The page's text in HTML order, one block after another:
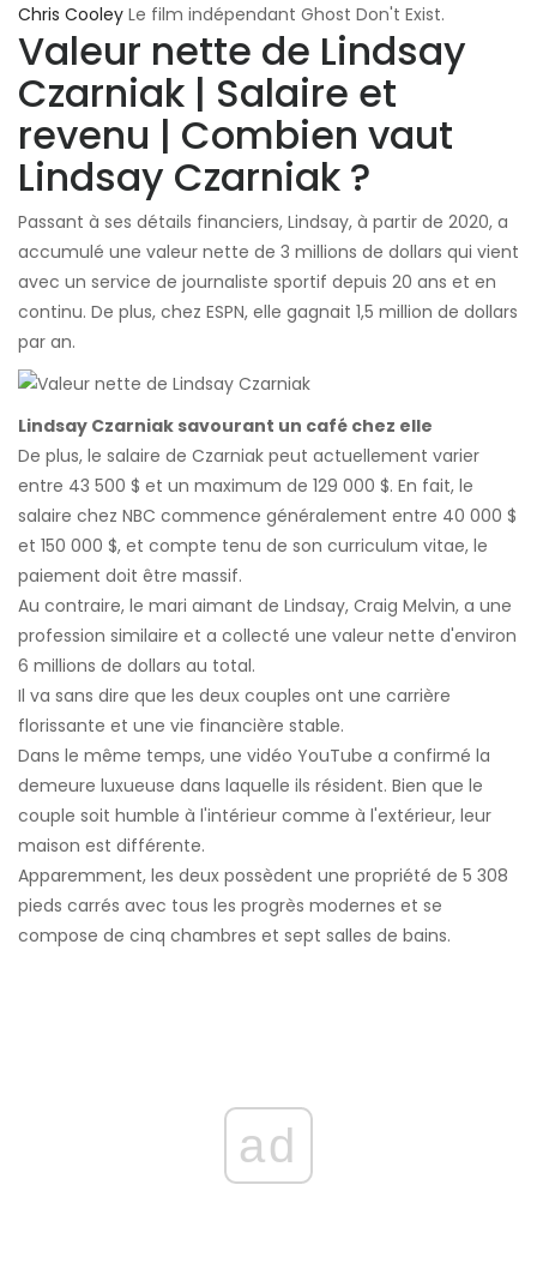
Chris Cooley Le film indépendant Ghost Don't Exist.
Valeur nette de Lindsay
Czarniak | Salaire et
revenu | Combien vaut
Lindsay Czarniak ?
Passant à ses détails financiers, Lindsay, à partir de 2020, a
accumulé une valeur nette de 3 millions de dollars qui vient
avec un service de journaliste sportif depuis 20 ans et en
continu. De plus, chez ESPN, elle gagnait 1,5 million de dollars
par an.
Lindsay Czarniak savourant un café chez elle
De plus, le salaire de Czarniak peut actuellement varier
entre 43 500 $ et un maximum de 129 000 $. En fait, le
salaire chez NBC commence généralement entre 40 000 $
et 150 000 $, et compte tenu de son curriculum vitae, le
paiement doit être massif.
Au contraire, le mari aimant de Lindsay, Craig Melvin, a une
profession similaire et a collecté une valeur nette d'environ
6 millions de dollars au total.
Il va sans dire que les deux couples ont une carrière
florissante et une vie financière stable.
Dans le même temps, une vidéo YouTube a confirmé la
demeure luxueuse dans laquelle ils résident. Bien que le
couple soit humble à l'intérieur comme à l'extérieur, leur
maison est différente.
Apparemment, les deux possèdent une propriété de 5 308
pieds carrés avec tous les progrès modernes et se
compose de cinq chambres et sept salles de bains.
ad